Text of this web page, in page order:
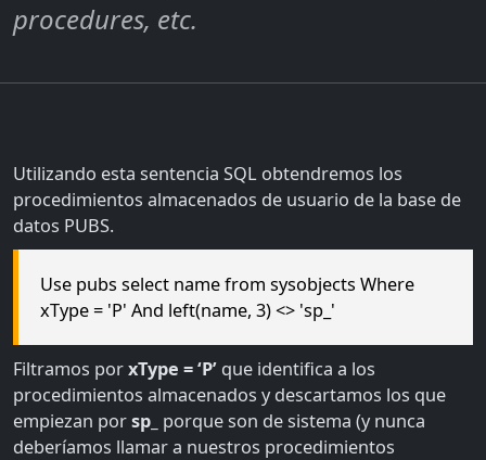
procedures, etc.
Utilizando esta sentencia SQL obtendremos los
procedimientos almacenados de usuario de la base de
datos PUBS.
Use pubs select name from sysobjects Where
xType = 'P' And left(name, 3) <> 'sp_'
Filtramos porxType = ‘P’ que identifica a los
procedimientos almacenados y descartamos los que
empiezan porsp_ porque son de sistema (y nunca
deberíamos llamar a nuestros procedimientos